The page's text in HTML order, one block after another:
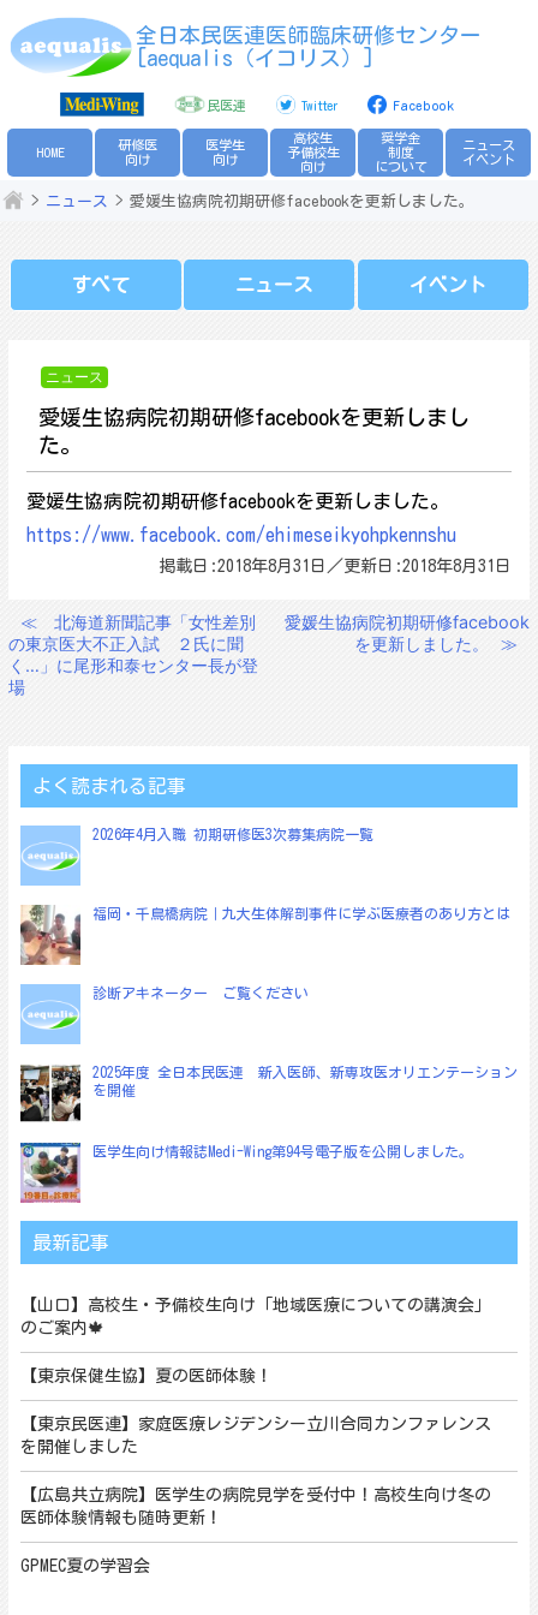
to
全日本民医連医師臨床研修センター
[aequalis（イコリス）]
民医連 Twitter Facebook
HOME
研修医
向け
医学生
向け
高校生
予備校生
向け
奨学金
制度
について
ニュース
イベント
ニュース 愛媛生協病院初期研修facebookを更新しました。
すべて ニュース イベント
ニュース
愛媛生協病院初期研修facebookを更新しまし
た。
愛媛生協病院初期研修facebookを更新しました。
https://www.facebook.com/ehimeseikyohpkennshu
掲載日:2018年8月31日／更新日:2018年8月31日
投
稿
ナ
ゲ
シ
ョ
≪
北海道新聞記事「女性差別
の東京医大不正入試 ２氏に聞
く…」に尾形和泰センター長が登
場
愛媛生協病院初期研修facebook
を更新しました。
≫
よく読まれる記事
2026年4月入職 初期研修医3次募集病院一覧
福岡・千鳥橋病院｜九大生体解剖事件に学ぶ医療者のあり方とは
診断アキネーター ご覧ください
2025年度 全日本民医連 新入医師、新専攻医オリエンテーション
を開催
医学生向け情報誌Medi-Wing第94号電子版を公開しました。
最新記事
【山口】高校生・予備校生向け「地域医療についての講演会」
のご案内🍁
【東京保健生協】夏の医師体験！
【東京民医連】家庭医療レジデンシー立川合同カンファレンス
を開催しました
【広島共立病院】医学生の病院見学を受付中！高校生向け冬の
医師体験情報も随時更新！
GPMEC夏の学習会